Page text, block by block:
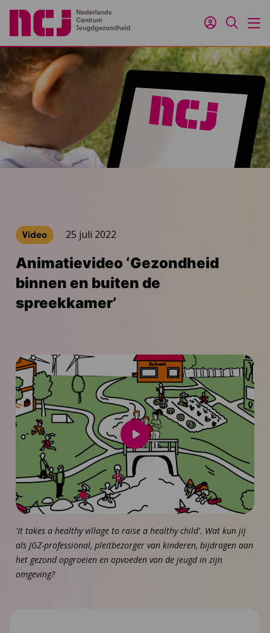
Inloggen
Zoeken
Video 25 juli 2022
Animatievideo ‘Gezondheid
binnen en buiten de
spreekkamer’
Speel
video
af
'It takes a healthy village to raise a healthy child'. Wat kun jij
als JGZ-professional, pleitbezorger van kinderen, bijdragen aan
het gezond opgroeien en opvoeden van de jeugd in zijn
omgeving?